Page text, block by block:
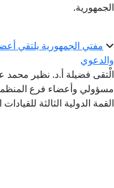
الجمهورية.
مفتي الجمهورية يلتقي
والدعوي
الْتقى فضيلة أ.د. نظير محمد
مسؤولي وأعضاء فرع
القمة الدولية الثالثة